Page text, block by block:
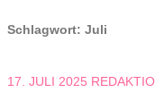
Schlagwort:Juli
17. JULI 2025